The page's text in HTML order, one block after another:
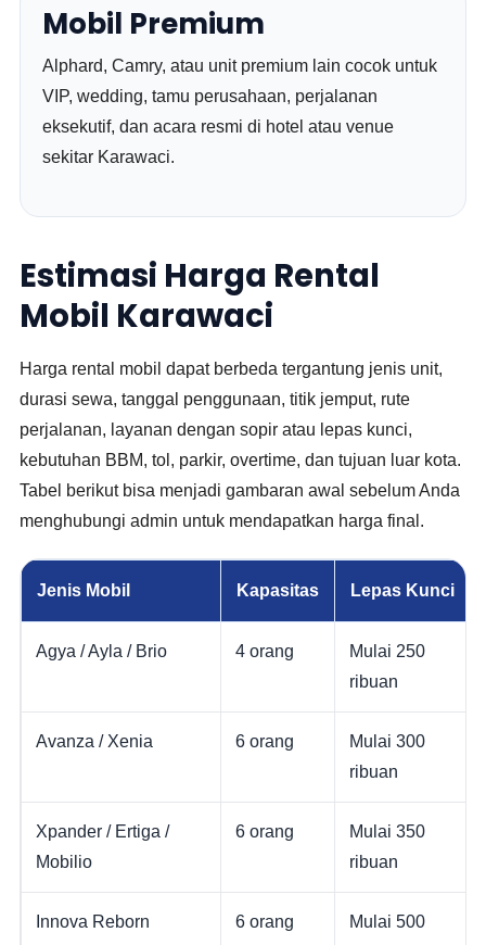
Mobil Premium
Alphard, Camry, atau unit premium lain cocok untuk
VIP, wedding, tamu perusahaan, perjalanan
eksekutif, dan acara resmi di hotel atau venue
sekitar Karawaci.
Estimasi Harga Rental
Mobil Karawaci
Harga rental mobil dapat berbeda tergantung jenis unit,
durasi sewa, tanggal penggunaan, titik jemput, rute
perjalanan, layanan dengan sopir atau lepas kunci,
kebutuhan BBM, tol, parkir, overtime, dan tujuan luar kota.
Tabel berikut bisa menjadi gambaran awal sebelum Anda
menghubungi admin untuk mendapatkan harga final.
Jenis Mobil Kapasitas Lepas Kunci
Agya / Ayla / Brio 4 orang
Mulai 250
ribuan
Avanza / Xenia 6 orang
Mulai 300
ribuan
Xpander / Ertiga /
Mobilio
6 orang
Mulai 350
ribuan
Innova Reborn 6 orang
Mulai 500